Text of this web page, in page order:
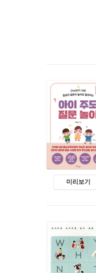
미리보기